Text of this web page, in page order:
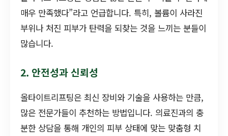
매우 만족했다”라고 언급합니다. 특히, 볼륨이 사라진
부위나 처진 피부가 탄력을 되찾는 것을 느끼는 분들이
많습니다.
2. 안전성과 신뢰성
올타이트리프팅은 최신 장비와 기술을 사용하는 만큼,
많은 전문가들이 추천하는 방법입니다. 의료진과의 충
분한 상담을 통해 개인의 피부 상태에 맞는 맞춤형 치